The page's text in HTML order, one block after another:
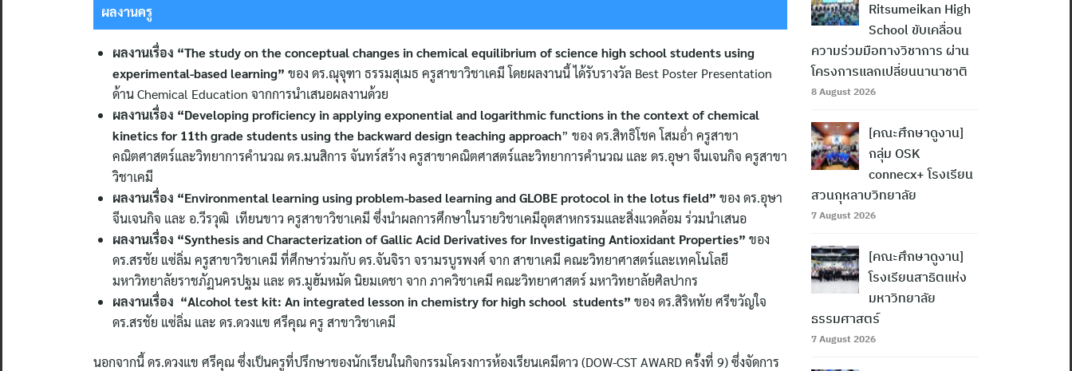
ผลงานครู
ผลงานเรื่อง “The study on the conceptual changes in chemical equilibrium of science high school students using
experimental-based learning” ของ ดร.ณุจุฑา ธรรมสุเมธ ครูสาขาวิชาเคมี โดยผลงานนี้ ได้รับรางวัล Best Poster Presentation
ด้าน Chemical Education จากการนำเสนอผลงานด้วย
ผลงานเรื่อง “Developing proficiency in applying exponential and logarithmic functions in the context of chemical
kinetics for 11th grade students using the backward design teaching approach” ของ ดร.สิทธิโชค โสมอ่ำ ครูสาขา
คณิตศาสตร์และวิทยาการคำนวณ ดร.มนสิการ จันทร์สร้าง ครูสาขาคณิตศาสตร์และวิทยาการคำนวณ และ ดร.อุษา จีนเจนกิจ ครูสาขา
วิชาเคมี
ผลงานเรื่อง “Environmental learning using problem-based learning and GLOBE protocol in the lotus field” ของ ดร.อุษา
จีนเจนกิจ และ อ.วีรวุฒิ เทียนขาว ครูสาขาวิชาเคมี ซึ่งนำผลการศึกษาในรายวิชาเคมีอุตสาหกรรมและสิ่งแวดล้อม ร่วมนำเสนอ
ผลงานเรื่อง “Synthesis and Characterization of Gallic Acid Derivatives for Investigating Antioxidant Properties” ของ
ดร.สรชัย แซ่ลิ่ม ครูสาขาวิชาเคมี ที่ศึกษาร่วมกับ ดร.จันจิรา จรามรบูรพงศ์ จาก สาขาเคมี คณะวิทยาศาสตร์และเทคโนโลยี
มหาวิทยาลัยราชภัฏนครปฐม และ ดร.มูฮัมหมัด นิยมเดชา จาก ภาควิชาเคมี คณะวิทยาศาสตร์ มหาวิทยาลัยศิลปากร
ผลงานเรื่อง “Alcohol test kit: An integrated lesson in chemistry for high school students” ของ ดร.สิริหทัย ศรีขวัญใจ
ดร.สรชัย แซ่ลิ่ม และ ดร.ดวงแข ศรีคุณ ครู สาขาวิชาเคมี
นอกจากนี้ ดร.ดวงแข ศรีคุณ ซึ่งเป็นครูที่ปรึกษาของนักเรียนในกิจกรรมโครงการห้องเรียนเคมีดาว (DOW-CST AWARD ครั้งที่ 9) ซึ่งจัดการ
Ritsumeikan High
School ขับเคลื่อน
ความร่วมมือทางวิชาการ ผ่าน
โครงการแลกเปลี่ยนนานาชาติ
8 August 2026
[คณะศึกษาดูงาน]
กลุ่ม OSK
connecx+ โรงเรียน
สวนกุหลาบวิทยาลัย
7 August 2026
[คณะศึกษาดูงาน]
โรงเรียนสาธิตแห่ง
มหาวิทยาลัย
ธรรมศาสตร์
7 August 2026